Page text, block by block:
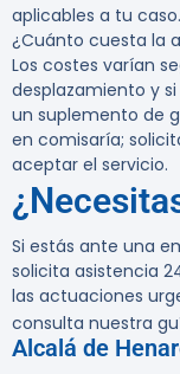
aplicables a tu caso.
¿Cuánto cuesta la
Los costes varían
desplazamiento y
un suplemento de
en comisaría;
aceptar el servicio.
Si estás ante una
solicita asistencia
las actuaciones
consulta nuestra
Alcalá de